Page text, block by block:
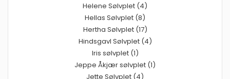
Helene Sølvplet (4)
Hellas Sølvplet (8)
Hertha Sølvplet (17)
Hindsgavl Sølvplet (4)
Iris sølvplet (1)
Jeppe Åkjær sølvplet (1)
Jette Sølvplet (4)